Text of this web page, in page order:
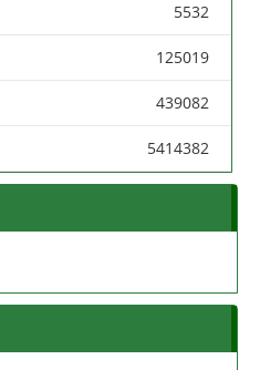
5532
125019
439082
5414382